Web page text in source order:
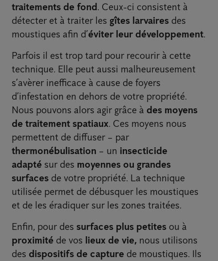
traitements de fond. Ceux-ci consistent à
détecter et à traiter les gîtes larvaires des
moustiques afin d’éviter leur développement.
Parfois il est trop tard pour recourir à cette
technique. Elle peut aussi malheureusement
s’avèrer inefficace à cause de foyers
d’infestation en dehors de votre propriété.
Nous pouvons alors agir grâce à des moyens
de traitement spatiaux. Ces moyens nous
permettent de diffuser – par
thermonébulisation – un insecticide
adapté sur des moyennes ou grandes
surfaces de votre propriété. La technique
utilisée permet de débusquer les moustiques
et de les éradiquer sur les zones traitées.
Enfin, pour des surfaces plus petites ou à
proximité de vos lieux de vie, nous utilisons
des dispositifs de capture de moustiques. Ils